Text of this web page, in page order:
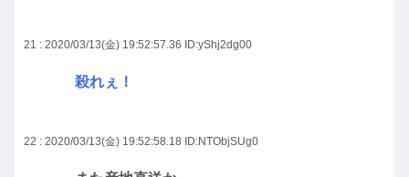
21 : 2020/03/13(金) 19:52:57.36 ID:yShj2dg00
殺れぇ！
22 : 2020/03/13(金) 19:52:58.18 ID:NTObjSUg0